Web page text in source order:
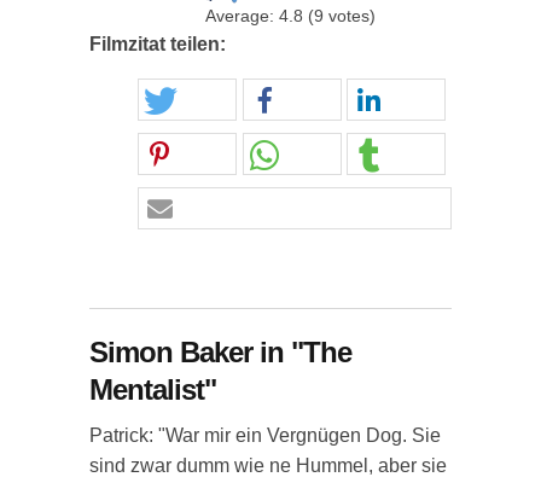
Average: 4.8 (9 votes)
Filmzitat teilen:
Simon Baker in "The
Mentalist"
Patrick: "War mir ein Vergnügen Dog. Sie
sind zwar dumm wie ne Hummel, aber sie